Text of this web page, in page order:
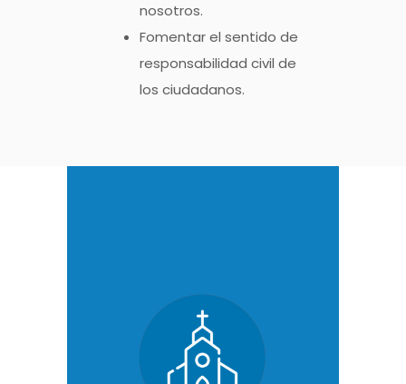
nosotros.
Fomentar el sentido de
responsabilidad civil de
los ciudadanos.